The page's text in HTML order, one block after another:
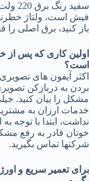
فیش است، ولتاژ
باز کنید، برق اصلی را
اولین کاری که پس از
است؟
اکثر آیفون های
بردن به دربازکن
مشکل را بیان کنید.
خدمات ارزان به
نداشت، ابتدا با توجه
خوتان قادر به رفع
شرکتها تماس بگیرید.
برای تعمیر سریع و